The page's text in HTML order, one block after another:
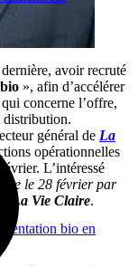
avoir recruté
», afin d’accélérer
concerne l’offre,
distribution.
général de La
opérationnelles
L’intéressé
le 28 février par
La Vie Claire.
bio en